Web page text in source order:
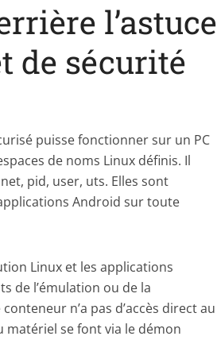
l’astuce
de sécurité
puisse fonctionner sur un PC
de noms Linux définis. Il
pid, user, uts. Elles sont
Android sur toute
Linux et les applications
de l’émulation ou de la
n’a pas d’accès direct au
matériel se font via le démon